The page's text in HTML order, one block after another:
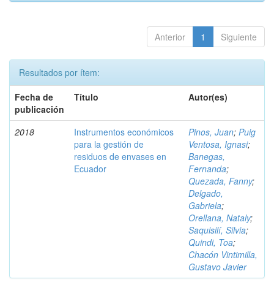
Anterior 1 Siguiente
Resultados por ítem:
Fecha de
publicación
Título Autor(es)
2018
Instrumentos económicos
para la gestión de
residuos de envases en
Ecuador
Pinos, Juan; Puig
Ventosa, Ignasi;
Banegas,
Fernanda;
Quezada, Fanny;
Delgado,
Gabriela;
Orellana, Nataly;
Saquisilí, Silvia;
Quindi, Toa;
Chacón Vintimilla,
Gustavo Javier